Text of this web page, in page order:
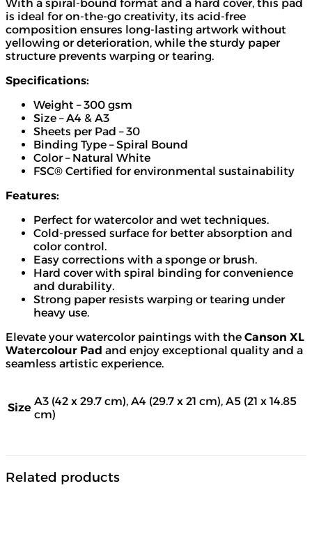
With a spiral-bound format and a hard cover, this pad
is ideal for on-the-go creativity, its acid-free
composition ensures long-lasting artwork without
yellowing or deterioration, while the sturdy paper
structure prevents warping or tearing.
Specifications:
Weight – 300 gsm
Size – A4 & A3
Sheets per Pad – 30
Binding Type – Spiral Bound
Color – Natural White
FSC® Certified for environmental sustainability
Features:
Perfect for watercolor and wet techniques.
Cold-pressed surface for better absorption and
color control.
Easy corrections with a sponge or brush.
Hard cover with spiral binding for convenience
and durability.
Strong paper resists warping or tearing under
heavy use.
Elevate your watercolor paintings with the Canson XL
Watercolour Pad and enjoy exceptional quality and a
seamless artistic experience.
Size A3 (42 x 29.7 cm), A4 (29.7 x 21 cm), A5 (21 x 14.85
cm)
Related products